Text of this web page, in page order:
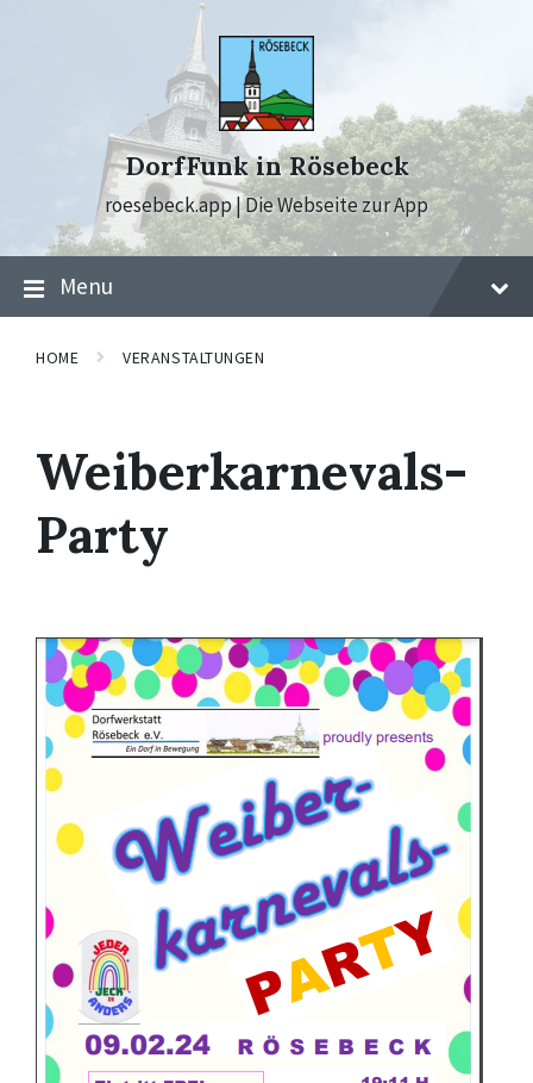
DorfFunk in Rösebeck
roesebeck.app | Die Webseite zur App
Menu
HOME VERANSTALTUNGEN
Weiberkarnevals-
Party